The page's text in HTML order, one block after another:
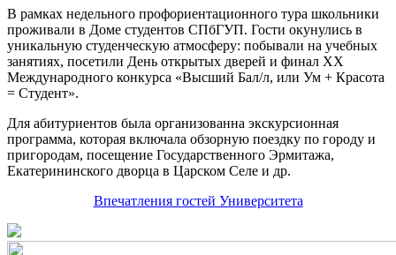
В рамках недельного профориентационного тура школьники
проживали в Доме студентов СПбГУП. Гости окунулись в
уникальную студенческую атмосферу: побывали на учебных
занятиях, посетили День открытых дверей и финал XX
Международного конкурса «Высший Бал/л, или Ум + Красота
= Студент».
Для абитуриентов была организованна экскурсионная
программа, которая включала обзорную поездку по городу и
пригородам, посещение Государственного Эрмитажа,
Екатерининского дворца в Царском Селе и др.
Впечатления гостей Университета